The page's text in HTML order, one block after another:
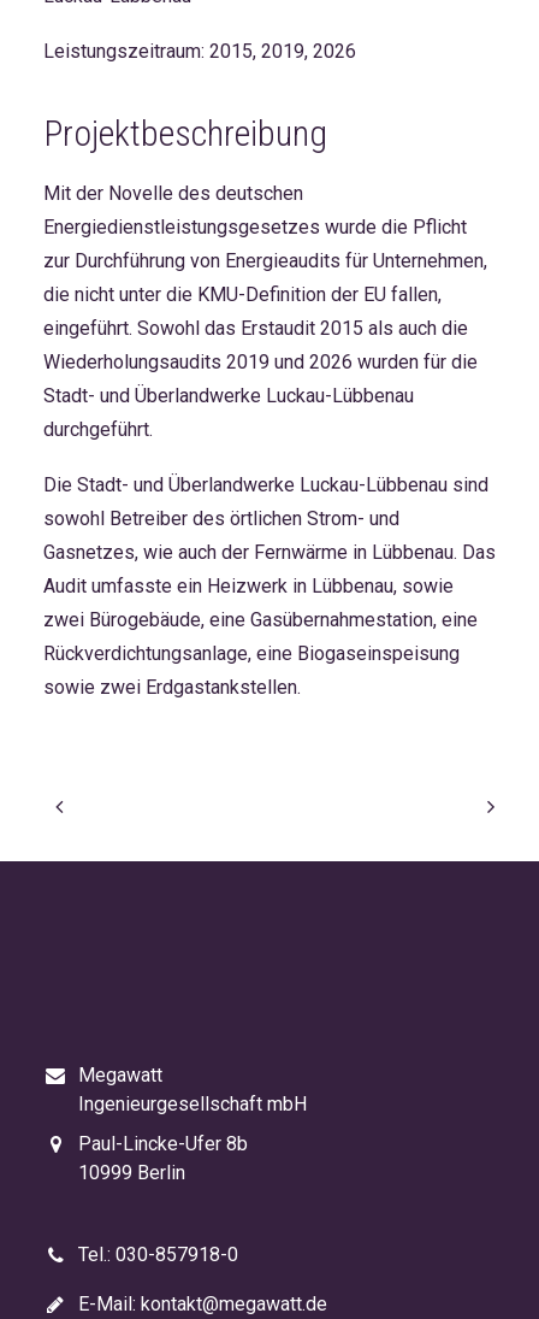
Leistungszeitraum: 2015, 2019, 2026
Projektbeschreibung
Mit der Novelle des deutschen
Energiedienstleistungsgesetzes wurde die Pflicht
zur Durchführung von Energieaudits für Unternehmen,
die nicht unter die KMU-Definition der EU fallen,
eingeführt. Sowohl das Erstaudit 2015 als auch die
Wiederholungsaudits 2019 und 2026 wurden für die
Stadt- und Überlandwerke Luckau-Lübbenau
durchgeführt.
Die Stadt- und Überlandwerke Luckau-Lübbenau sind
sowohl Betreiber des örtlichen Strom- und
Gasnetzes, wie auch der Fernwärme in Lübbenau. Das
Audit umfasste ein Heizwerk in Lübbenau, sowie
zwei Bürogebäude, eine Gasübernahmestation, eine
Rückverdichtungsanlage, eine Biogaseinspeisung
sowie zwei Erdgastankstellen.
Megawatt
Ingenieurgesellschaft mbH
Paul-Lincke-Ufer 8b
10999 Berlin
Tel.: 030-857918-0
E-Mail: kontakt@megawatt.de